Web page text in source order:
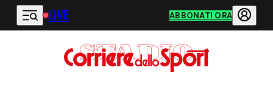
Vai al contenuto principale
LIVE ABBONATI ORA